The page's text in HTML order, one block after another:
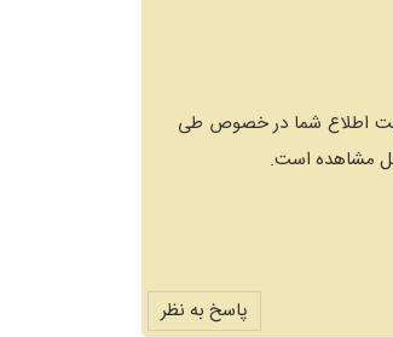
جهت اطلاع شما در خصوص طی
مشاهده است.
پاسخ به نظر